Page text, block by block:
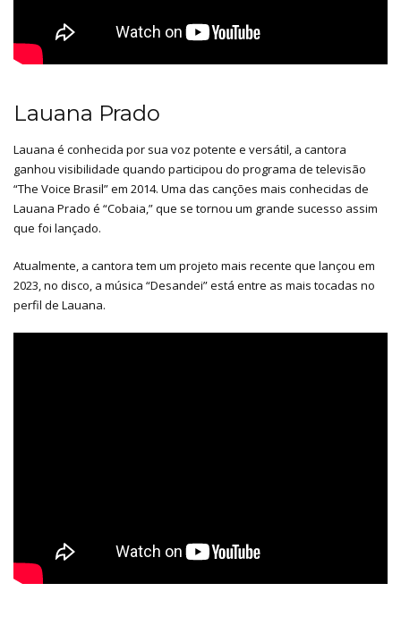
Lauana Prado
Lauana é conhecida por sua voz potente e versátil, a cantora
ganhou visibilidade quando participou do programa de televisão
“The Voice Brasil” em 2014. Uma das canções mais conhecidas de
Lauana Prado é “Cobaia,” que se tornou um grande sucesso assim
que foi lançado.
Atualmente, a cantora tem um projeto mais recente que lançou em
2023, no disco, a música “Desandei” está entre as mais tocadas no
perfil de Lauana.